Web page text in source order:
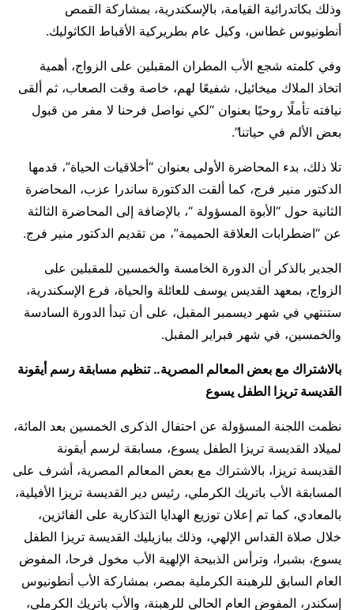
وذلك بكاتدرائية القيامة، بالإسكندرية، بمشاركة القمص
أنطونيوس غطاس، وكيل عام بطريركية الأقباط الكاثوليك.
وفي كلمته شجع الأب المطران المقبلين على الزواج، أهمية
اتخاذ الملاك ميخائيل، شفيعًا لهم، خاصة وقت الصعاب، ثم ألقى
نيافته تأملًا روحيًا بعنوان “لكي نواصل فرحنا لا مفر من قبول
بعض الألم في حياتنا”.
تلا ذلك، بدء المحاضرة الأولى بعنوان “أخلاقيات الحياة”، قدمها
الدكتور منير فرج، كما ألقت الدكتورة ساندرا عزب، المحاضرة
الثانية حول “الأبوة المسؤولة “، بالإضافة إلى المحاضرة الثالثة
عن “اضطرابات العلاقة الحميمة”، من تقديم الدكتور منير فرج.
الجدير بالذكر أن الدورة الخامسة والخمسين للمقبلين على
الزواج، بمعهد القديس يوسف للعائلة والحياة، فرع الإسكندرية،
ستنتهي في شهر ديسمبر المقبل، على أن تبدأ الدورة السادسة
والخمسين، في شهر فبراير المقبل.
بالاشتراك مع بعض المعالم المصرية.. تنظيم مسابقة رسم أيقونة
القديسة تريزا الطفل يسوع
نظمت اللجنة المسؤولة عن احتفال الذكرى الخمسين بعد المائة،
لميلاد القديسة تريزا الطفل يسوع، مسابقة لرسم أيقونة
القديسة تريزا، بالاشتراك مع بعض المعالم المصرية، أشرف على
المسابقة الأب باتريك الكرملي، رئيس دير القديسة تريزا الأفيلية،
بالمعادي، كما تم إعلان توزيع الهدايا التذكارية على الفائزين،
خلال صلاة القداس الإلهي، وذلك ببازيليك القديسة تريزا الطفل
يسوع، بشبرا، وترأس الذبيحة الإلهية الأب مخول فرحا، المفوض
العام السابق للرهبنة الكرملية بمصر، بمشاركة الأب أنطونيوس
إسكندر، المفوض العام الحالي للرهبنة، والأب باتريك الكرملي،